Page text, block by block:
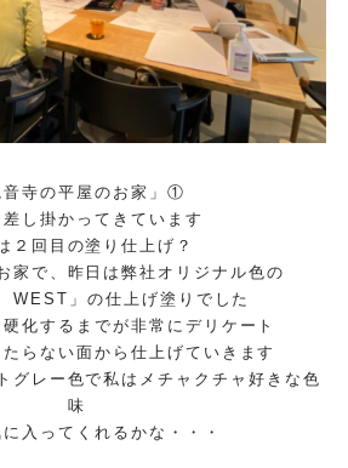
音寺の平屋のお家」①
し掛かってきています
２回目の塗り仕上げ？
家で、昨日は弊社オリジナル色の
」の仕上げ塗りでした
化するまでが非常にデリケート
らない面から仕上げていきます
グレー色で私はメチャクチャ好きな色
味
入ってくれるかな・・・